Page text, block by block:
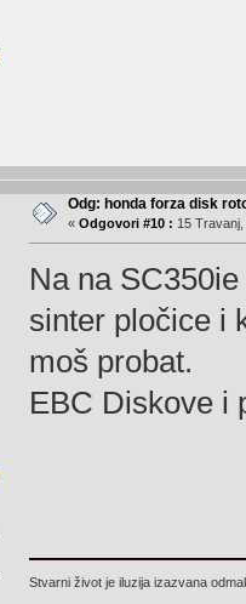
Odg: honda forza disk
« Odgovori #10 : 15
Na na
sinter pločice i
moš probat.
EBC Diskove i
Stvarni život je iluzija izazvana